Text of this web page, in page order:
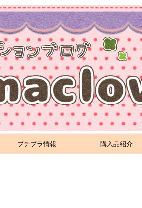
プチプラ情報 購入品紹介